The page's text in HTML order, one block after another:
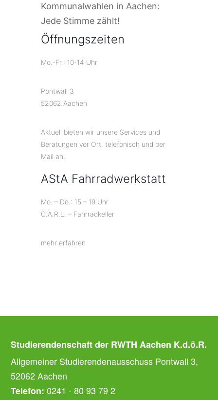
Kommunalwahlen in Aachen:
Jede Stimme zählt!
Öffnungszeiten
Mo.-Fr.: 10-14 Uhr
Pontwall 3
52062 Aachen
Aktuell bieten wir unsere Services und
Beratungen vor Ort, telefonisch und per
Mail an.
AStA Fahrradwerkstatt
Mo. – Do.: 15 – 19 Uhr
C.A.R.L. – Fahrradkeller
mehr erfahren
Studierendenschaft der RWTH Aachen K.d.ö.R.
Allgemeiner Studierendenausschuss Pontwall 3,
52062 Aachen
Telefon: 0241 - 80 93 79 2